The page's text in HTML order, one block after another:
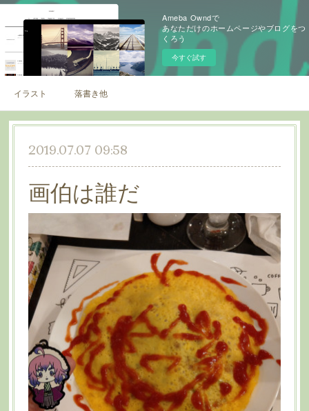
Ameba Owndで
あなただけのホームページやブログをつ
くろう
今すぐ試す
イラスト 落書き他
2019.07.07 09:58
画伯は誰だ